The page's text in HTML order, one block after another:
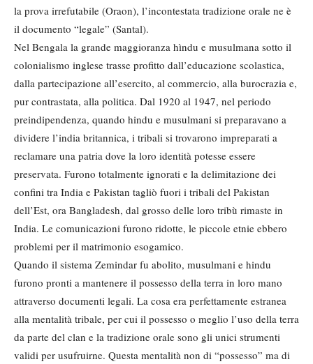
la prova irrefutabile (Oraon), l’inconte­stata tradizione orale ne è
il documen­to “legale” (Santal).
Nel Bengala la grande maggioranza hìndu e musulmana sotto il
coloniali­smo inglese trasse profitto dall’educa­zione scolastica,
dalla partecipazione all’esercito, al commercio, alla buro­crazia e,
pur contrastata, alla politica. Dal 1920 al 1947, nel periodo
preindi­pendenza, quando hindu e musulmani si preparavano a
dividere l’india bri­tannica, i tribali si trovarono impreparati a
reclamare una patria dove la lo­ro identità potesse essere
preservata. Furono totalmente ignorati e la deli­mitazione dei
confini tra India e Paki­stan tagliò fuori i tribali del Pakistan
dell’Est, ora Bangladesh, dal grosso delle loro tribù rimaste in
India. Le comunicazioni furono ridotte, le piccole etnie ebbero
problemi per il matrimo­nio esogamico.
Quando il sistema Zemindar fu aboli­to, musulmani e hindu
furono pronti a mantenere il possesso della terra in lo­ro mano
attraverso documenti legali. La cosa era perfettamente estranea
al­la mentalità tribale, per cui il possesso o meglio l’uso della terra
da parte del clan e la tradizione orale sono gli unici strumenti
validi per usufruirne. Que­sta mentalità non di “possesso” ma di